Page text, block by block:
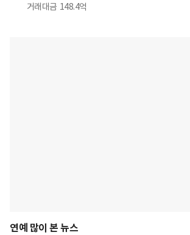
거래대금 148.4억
연예 많이 본 뉴스